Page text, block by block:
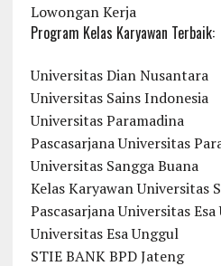
Lowongan Kerja
Program Kelas Karyawan Terbaik:
Universitas Dian Nusantara
Universitas Sains Indonesia
Universitas Paramadina
Pascasarjana Universitas
Universitas Sangga Buana
Kelas Karyawan Universitas
Pascasarjana Universitas
Universitas Esa Unggul
STIE BANK BPD Jateng